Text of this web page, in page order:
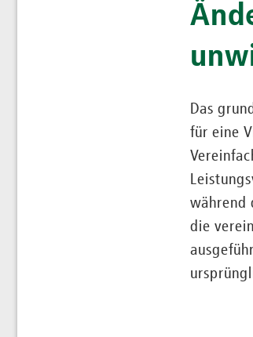
Das
für eine
während
die